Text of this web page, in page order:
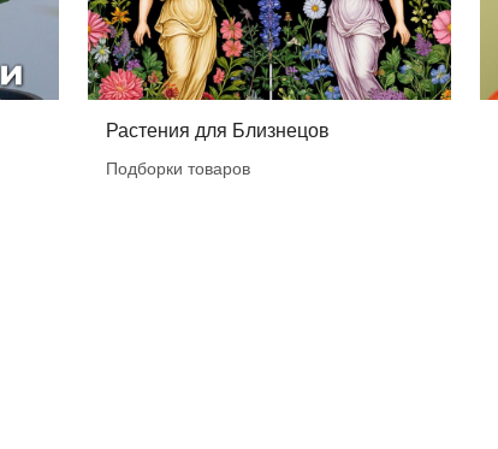
Растения для Близнецов
Подборки товаров